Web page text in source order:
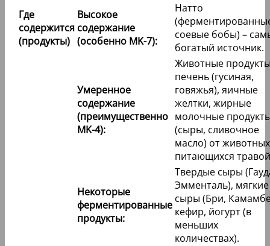
Где
содержится
(продукты)
Высокое
содержание
(особенно MK-7):
Натто
соевые бобы) –
богатый источник.
Умеренное
содержание
(преимущественно
MK-4):
Животные
печень (гусиная,
говяжья), яичные
желтки, жирные
молочные
(сыры, сливочное
масло) от
питающихся
Некоторые
ферментированные
продукты:
Твердые сыры
Эмменталь), мягкие
сыры (Бри,
кефир, йогурт (в
меньших
количествах).